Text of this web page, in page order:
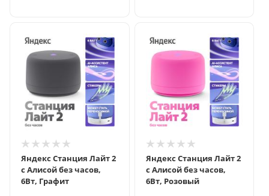
Яндекс Станция Лайт 2
с Алисой без часов,
6Вт, Графит
Яндекс Станция Лайт 2
с Алисой без часов,
6Вт, Розовый